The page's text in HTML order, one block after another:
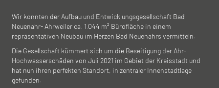
Wir konnten der Aufbau und Entwicklungsgesellschaft Bad
Neuenahr- Ahrweiler ca. 1.044 m² Bürofläche in einem
repräsentativen Neubau im Herzen Bad Neuenahrs vermitteln.
Die Gesellschaft kümmert sich um die Beseitigung der Ahr-
Hochwasserschäden von Juli 2021 im Gebiet der Kreisstadt und
hat nun ihren perfekten Standort, in zentraler Innenstadtlage
gefunden.